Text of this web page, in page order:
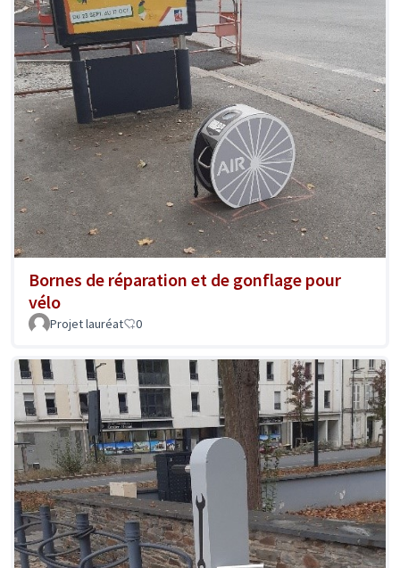
Bornes de réparation et de gonflage pour
vélo
Projet lauréat 0